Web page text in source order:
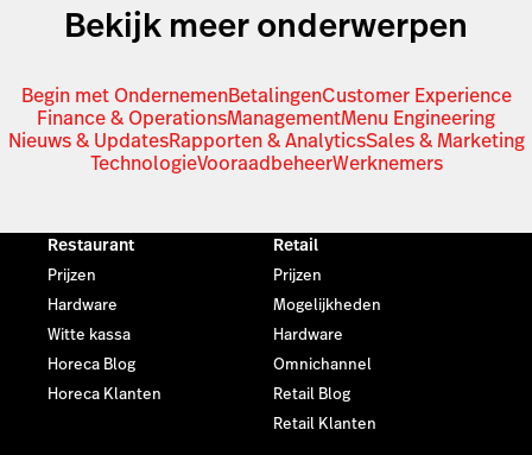
Bekijk meer onderwerpen
Begin met OndernemenBetalingenCustomer Experience
Finance & OperationsManagementMenu Engineering
Nieuws & UpdatesRapporten & AnalyticsSales & Marketing
TechnologieVooraadbeheerWerknemers
Restaurant
Prijzen
Hardware
Witte kassa
Horeca Blog
Horeca Klanten
Retail
Prijzen
Mogelijkheden
Hardware
Omnichannel
Retail Blog
Retail Klanten